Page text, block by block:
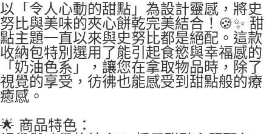
以「令人心動的甜點」為設計靈感，將史
努比與美味的夾心餅乾完美結合！🍪✨ 甜
點主題一直以來與史努比都是絕配。這款
收納包特別選用了能引起食慾與幸福感的
「奶油色系」，讓您在拿取物品時，除了
視覺的享受，彷彿也能感受到甜點般的療
癒感。
🌟 商品特色：